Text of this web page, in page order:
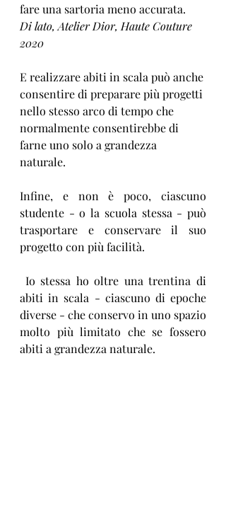
fare una sartoria meno accurata.
Di lato, Atelier Dior, Haute Couture
2020
E realizzare abiti in scala può anche
consentire di preparare più progetti
nello stesso arco di tempo che
normalmente consentirebbe di
farne uno solo a grandezza
naturale.
Infine, e non è poco, ciascuno
studente - o la scuola stessa - può
trasportare e conservare il suo
progetto con più facilità.
abiti in scala - ciascuno di epoche
diverse - che conservo in uno spazio
molto più limitato che se fossero
abiti a grandezza naturale.